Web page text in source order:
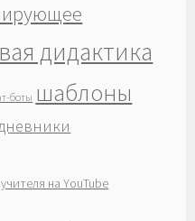
дидактика
боты шаблоны
на YouTube